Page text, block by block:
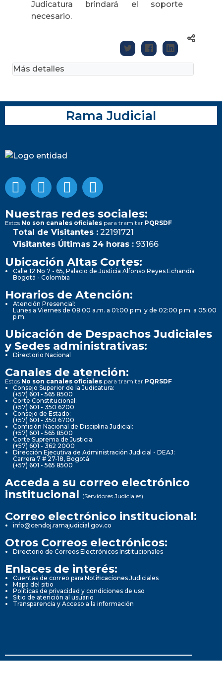
Judicatura brindará el soporte
necesario.
Más detalles
Rama Judicial
Nuestras redes sociales:
Estos No son canales oficiales para tramitar PQRSDF
Total de Visitantes : 22191721
Visitantes Últimas 24 horas : 93166
Ubicación Altas Cortes:
Calle 12 No 7 - 65, Palacio de Justicia Alfonso Reyes Echandía
Bogotá - Colombia
Horarios de Atención:
Atención Presencial:
Lunes a Viernes de 08:00 a.m. a 01:00 p.m. y de 02:00 p.m. a 05:00
p.m.
Ubicación de Despachos Judiciales
y Sedes administrativas:
Directorio Nacional
Canales de atención:
Estos No son canales oficiales para tramitar PQRSDF
Consejo Superior de la Judicatura:
(+57) 601 - 565 8500
Corte Constitucional:
(+57) 601 - 350 6200
Consejo de Estado:
(+57) 601 - 350 6700
Comisión Nacional de Disciplina Judicial:
(+57) 601 - 565 8500
Corte Suprema de Justicia:
(+57) 601 - 362 2000
Dirección Ejecutiva de Administración Judicial - DEAJ:
Carrera 7 # 27-18, Bogotá
(+57) 601 - 565 8500
Acceda a su correo electrónico
institucional (Servidores Judiciales)
Correo electrónico institucional:
info@cendoj.ramajudicial.gov.co
Otros Correos electrónicos:
Directorio de Correos Electrónicos Institucionales
Enlaces de interés:
Cuentas de correo para Notificaciones Judiciales
Mapa del sitio
Políticas de privacidad y condiciones de uso
Sitio de atención al usuario
Transparencia y Acceso a la información